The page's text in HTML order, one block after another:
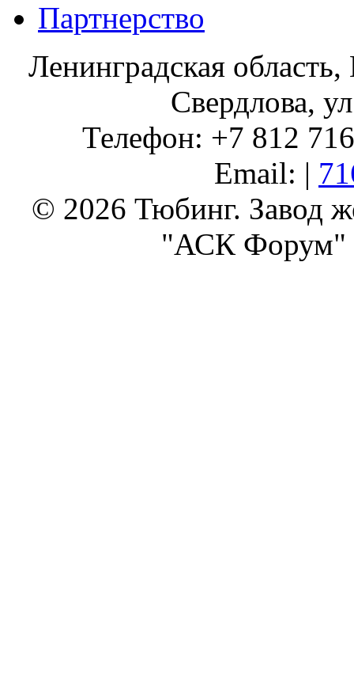
Партнерство
Ленинградская
Свердлова,
Телефон: +7 812
Email: |
© 2026 Тюбинг. Завод
"АСК Форум"